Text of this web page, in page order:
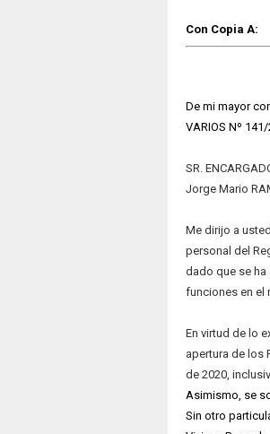
Con Copia A:
De mi mayor
VARIOS Nº
SR.
Jorge Mario
Me dirijo a
personal del
dado que se ha
funciones en el
En virtud de lo
apertura de los
de 2020,
Asimismo, se
Sin otro